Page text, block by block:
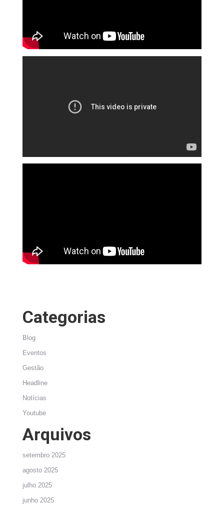
Categorias
Blog
Eventos
Gestão
Headline
Notícias
Youtube
Arquivos
setembro 2025
agosto 2025
julho 2025
junho 2025